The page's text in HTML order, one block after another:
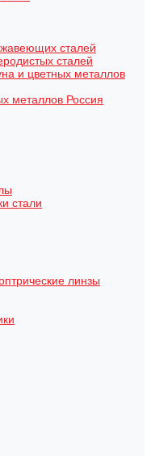
сталей
сталей
и цветных металлов
металлов Россия
стали
линзы